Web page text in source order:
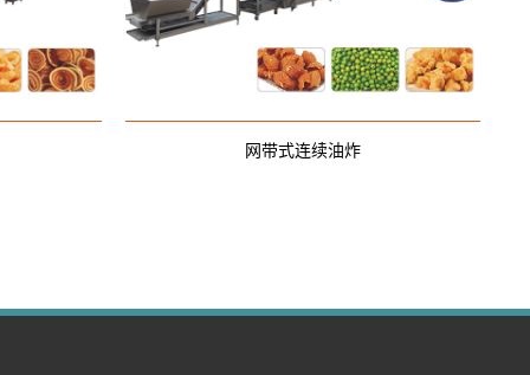
网带式连续油炸